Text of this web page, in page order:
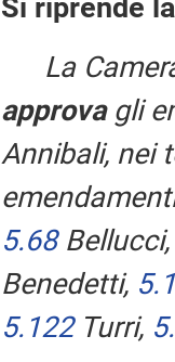
Si riprende
La
approvagli
Annibali, nei
5.68
Benedetti,
5.122Turri,